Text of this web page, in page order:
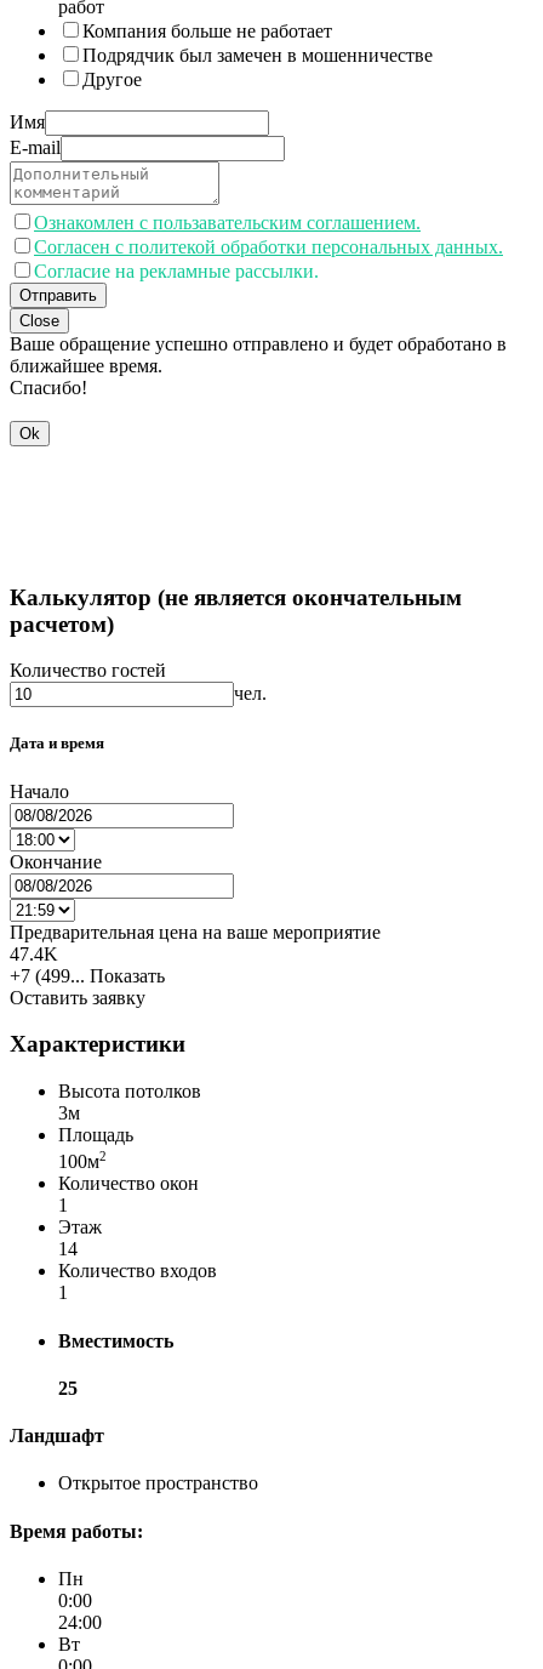
работ
Компания больше не работает
Подрядчик был замечен в мошенничестве
Другое
Имя
E-mail
Ознакомлен с пользавательским соглашением.
Согласен с политекой обработки персональных данных.
Согласие на рекламные рассылки.
Отправить
Close
Ваше обращение успешно отправлено и будет обработано в
ближайшее время.
Спасибо!
Ok
Калькулятор (не является окончательным
расчетом)
Количество гостей
чел.
Дата и время
Начало
Окончание
Предварительная цена на ваше мероприятие
47.4K
+7 (499... Показать
Оставить заявку
Характеристики
Высота потолков
3м
Площадь
100м2
Количество окон
1
Этаж
14
Количество входов
1
Вместимость
25
Ландшафт
Открытое пространство
Время работы:
Пн
0:00
24:00
Вт